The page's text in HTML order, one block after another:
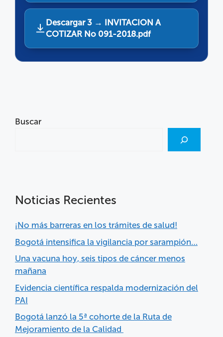
Descargar 3 → INVITACION A
COTIZAR No 091-2018.pdf
Buscar
Noticias Recientes
¡No más barreras en los trámites de salud!
Bogotá intensifica la vigilancia por sarampión…
Una vacuna hoy, seis tipos de cáncer menos
mañana
Evidencia científica respalda modernización del
PAI
Bogotá lanzó la 5ª cohorte de la Ruta de
Mejoramiento de la Calidad